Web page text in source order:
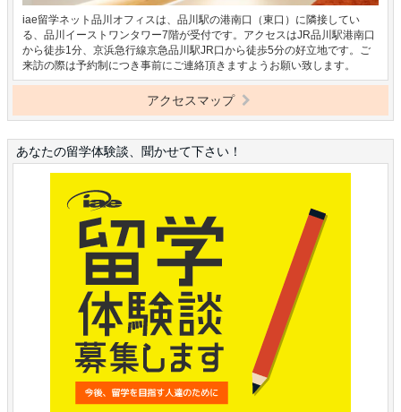
iae留学ネット品川オフィスは、品川駅の港南口（東口）に隣接してい
る、品川イーストワンタワー7階が受付です。アクセスはJR品川駅港南口
から徒歩1分、京浜急行線京急品川駅JR口から徒歩5分の好立地です。ご
来訪の際は予約制につき事前にご連絡頂きますようお願い致します。
アクセスマップ
あなたの留学体験談、聞かせて下さい！